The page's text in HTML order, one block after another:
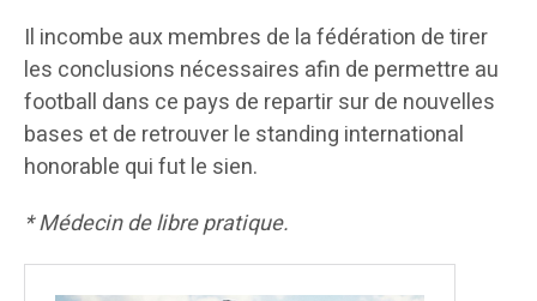
Il incombe aux membres de la fédération de tirer
les conclusions nécessaires afin de permettre au
football dans ce pays de repartir sur de nouvelles
bases et de retrouver le standing international
honorable qui fut le sien.
* Médecin de libre pratique.